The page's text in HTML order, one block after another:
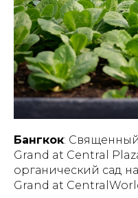
Бангкок:
Grand at Central
органический сад
Grand at